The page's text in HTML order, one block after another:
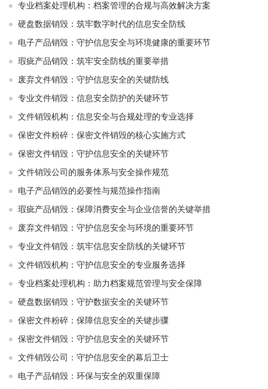
专业档案处理机构：档案管理的合规与高效解决方案
硬盘数据销毁：筑牢数字时代的信息安全防线
电子产品销毁：守护信息安全与环境健康的重要环节
瑕疵产品销毁：筑牢安全防线的重要举措
废弃文件销毁：守护信息安全的关键防线
专业文件销毁：信息安全防护的关键环节
文件销毁机构：信息安全与合规处理的专业选择
保密文件粉碎：保密文件销毁的核心实施方式
保密文件销毁：守护信息安全的关键环节
文件销毁公司的服务体系与安全操作规范
电子产品销毁的必要性与规范操作指南
瑕疵产品销毁：保障消费安全与企业信誉的关键举措
废弃文件销毁：守护信息安全与环境的重要环节
专业文件销毁：筑牢信息安全防线的关键环节
文件销毁机构：守护信息安全的专业服务选择
专业档案处理机构：助力档案规范管理与安全保障
硬盘数据销毁：守护数据安全的关键环节
保密文件粉碎：保障信息安全的关键步骤
保密文件销毁：守护信息安全的关键环节
文件销毁公司：守护信息安全的幕后卫士
电子产品销毁：环保与安全的双重保障